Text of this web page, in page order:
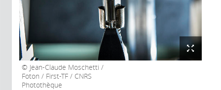
Jean-Claude Moschetti /
Foton / First-TF / CNRS
Photothèque